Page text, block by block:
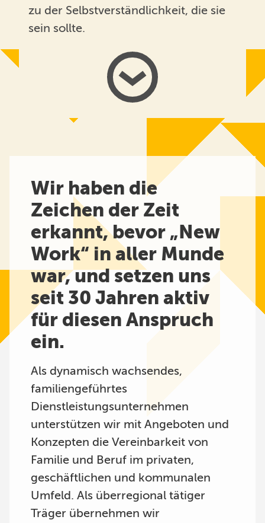
zu der Selbstverständlichkeit, die sie
sein sollte.
Wir haben die
Zeichen der Zeit
erkannt, bevor „New
Work“ in aller Munde
war, und setzen uns
seit 30 Jahren aktiv
für diesen Anspruch
ein.
Als dynamisch wachsendes,
familiengeführtes
Dienstleistungsunternehmen
unterstützen wir mit Angeboten und
Konzepten die Vereinbarkeit von
Familie und Beruf im privaten,
geschäftlichen und kommunalen
Umfeld. Als überregional tätiger
Träger übernehmen wir